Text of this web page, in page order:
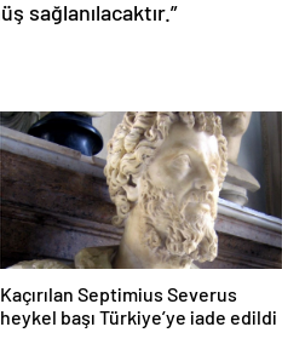
sağlanılacaktır.”
Kaçırılan Septimius Severus
heykel başı Türkiye’ye iade edildi